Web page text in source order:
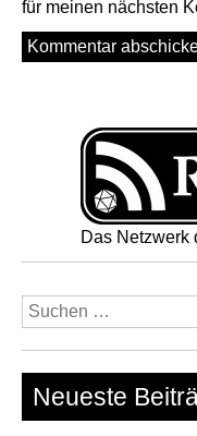
für meinen nächsten
Das Netzwerk
Suchen
nach:
Neueste